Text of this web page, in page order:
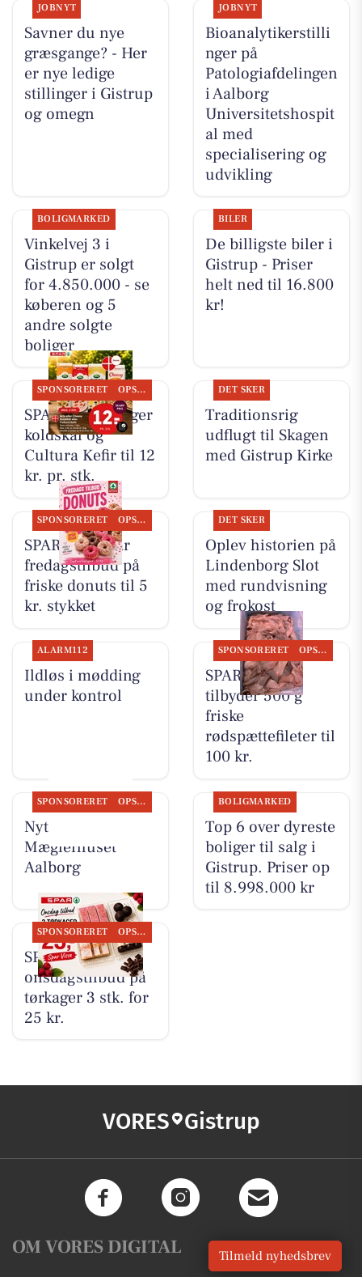
JOBNYT
Savner du nye
græsgange? - Her
er nye ledige
stillinger i Gistrup
og omegn
JOBNYT
Bioanalytikerstilli
nger på
Patologiafdelingen
i Aalborg
Universitetshospit
al med
specialisering og
udvikling
BOLIGMARKED
Vinkelvej 3 i
Gistrup er solgt
for 4.850.000 - se
køberen og 5
andre solgte
boliger
BILER
De billigste biler i
Gistrup - Priser
helt ned til 16.800
kr!
SPONSORERET OPSLAGSTAVLEN
SPAR Visse sælger
koldskål og
Cultura Kefir til 12
kr. pr. stk.
DET SKER
Traditionsrig
udflugt til Skagen
med Gistrup Kirke
SPONSORERET OPSLAGSTAVLEN
SPAR Visse har
fredagstilbud på
friske donuts til 5
kr. stykket
DET SKER
Oplev historien på
Lindenborg Slot
med rundvisning
og frokost
ALARM112
Ildløs i mødding
under kontrol
SPONSORERET OPSLAGSTAVLEN
SPAR Visse
tilbyder 500 g
friske
rødspættefileter til
100 kr.
SPONSORERET OPSLAGSTAVLEN
Nyt fra
Mæglerhuset
Aalborg
BOLIGMARKED
Top 6 over dyreste
boliger til salg i
Gistrup. Priser op
til 8.998.000 kr
SPONSORERET OPSLAGSTAVLEN
SPAR Visse har
onsdagstilbud på
tørkager 3 stk. for
25 kr.
VORES Gistrup
OM VORES DIGITAL Tilmeld nyhedsbrev